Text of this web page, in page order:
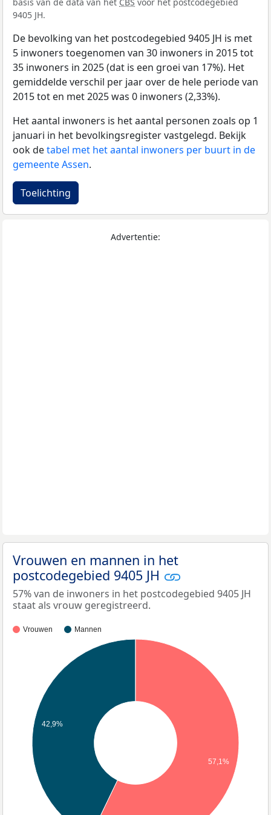
9405 JH.
De bevolking van het postcodegebied 9405 JH is met
5 inwoners toegenomen van 30 inwoners in 2015 tot
35 inwoners in 2025 (dat is een groei van 17%). Het
gemiddelde verschil per jaar over de hele periode van
2015 tot en met 2025 was 0 inwoners (2,33%).
Het aantal inwoners is het aantal personen zoals op 1
januari in het bevolkingsregister vastgelegd. Bekijk
ook detabel met het aantal inwoners per buurt in de
gemeente Assen.
Toelichting
Advertentie:
Vrouwen en mannen in het
postcodegebied 9405 JH
57% van de inwoners in het postcodegebied 9405 JH
staat als vrouw geregistreerd.
Vrouwen Mannen
42,9%
57,1%